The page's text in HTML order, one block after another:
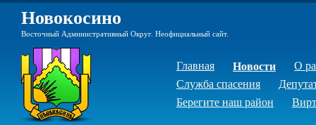
Новокосино
Восточный Административный Округ. Неофициальный сайт.
Главная Новости
О
Служба спасения
Берегите наш район